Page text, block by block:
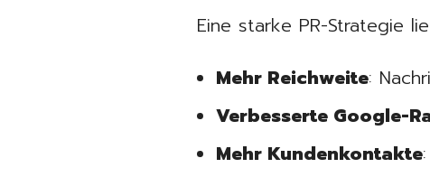
Eine starke PR-Strategie
Mehr Reichweite:
Verbesserte Google-
Mehr Kundenkontakte